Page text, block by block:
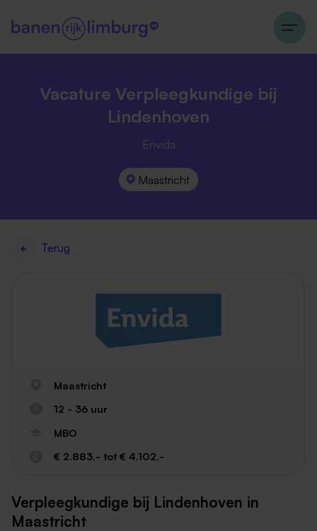
Vacature Verpleegkundige bij
Lindenhoven
Envida
Maastricht
Terug
Maastricht
12 - 36 uur
MBO
€ 2.883,- tot € 4.102,-
Verpleegkundige bij Lindenhoven in
Maastricht